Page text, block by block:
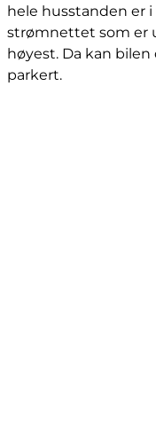
hele husstanden er
strømnettet som er
høyest. Da kan
parkert.